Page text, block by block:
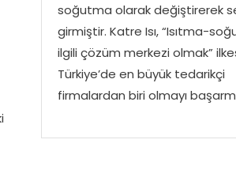
soğutma olarak değiştirerek
girmiştir. Katre Isı, “Isıtma-
ilgili çözüm merkezi olmak”
Türkiye’de en büyük tedarikçi
firmalardan biri olmayı